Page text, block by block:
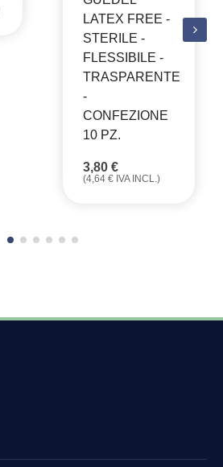
LATEX FREE -
STERILE -
FLESSIBILE -
TRASPARENTE
-
CONFEZIONE
10 PZ.
3,80 €
(4,64 € IVA INCL.)